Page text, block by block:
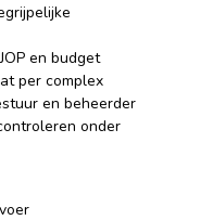
en budget
per complex
en beheerder
onder